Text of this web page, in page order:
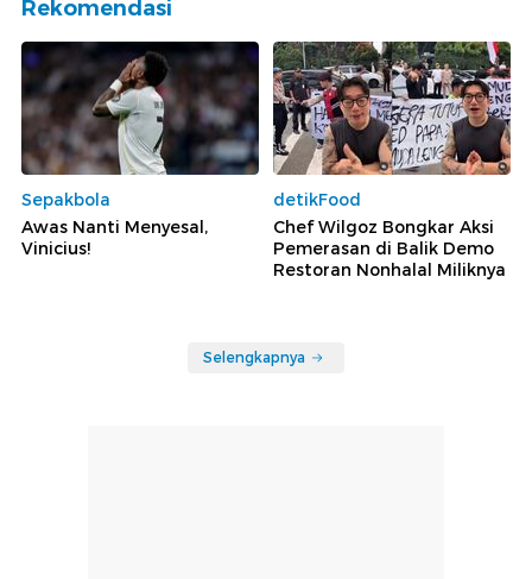
Rekomendasi
Sepakbola
Awas Nanti Menyesal,
Vinicius!
detikFood
Chef Wilgoz Bongkar Aksi
Pemerasan di Balik Demo
Restoran Nonhalal Miliknya
Selengkapnya